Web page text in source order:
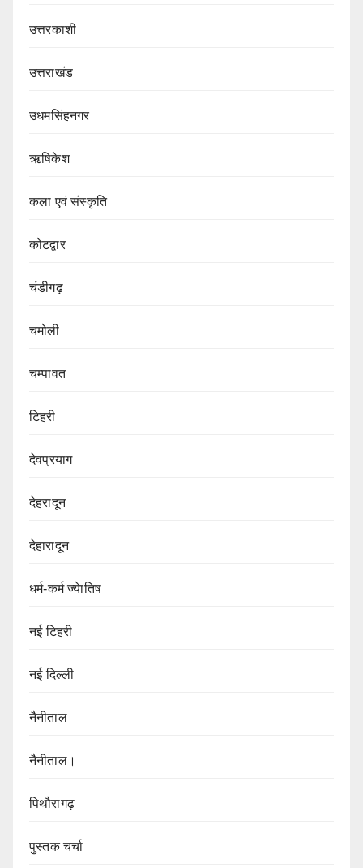
उत्तरकाशी
उत्तराखंड
उधमसिंहनगर
ऋषिकेश
कला एवं संस्कृति
कोटद्वार
चंडीगढ़
चमोली
चम्पावत
टिहरी
देवप्रयाग
देहरादून
देहारादून
धर्म-कर्म ज्येातिष
नई टिहरी
नई दिल्ली
नैनीताल
नैनीताल।
पिथौरागढ़
पुस्तक चर्चा